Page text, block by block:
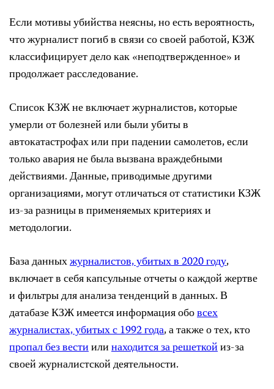
Если мотивы убийства неясны, но есть вероятность,
что журналист погиб в связи со своей работой, КЗЖ
классифицирует дело как «неподтвержденное» и
продолжает расследование.
Список КЗЖ не включает журналистов, которые
умерли от болезней или были убиты в
автокатастрофах или при падении самолетов, если
только авария не была вызвана враждебными
действиями. Данные, приводимые другими
организациями, могут отличаться от статистики КЗЖ
из-за разницы в применяемых критериях и
методологии.
База данныхжурналистов, убитых в 2020 году,
включает в себя капсульные отчеты о каждой жертве
и фильтры для анализа тенденций в данных. В
датабазе КЗЖ имеется информация обовсех
журналистах, убитых с 1992 года, а также о тех, кто
пропал без вестиилинаходится за решеткойиз-за
своей журналистской деятельности.